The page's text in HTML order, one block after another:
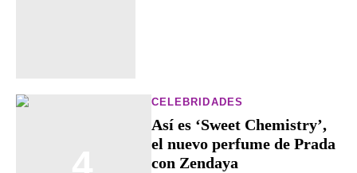
CELEBRIDADES
Así es ‘Sweet Chemistry’,
el nuevo perfume de Prada
con Zendaya